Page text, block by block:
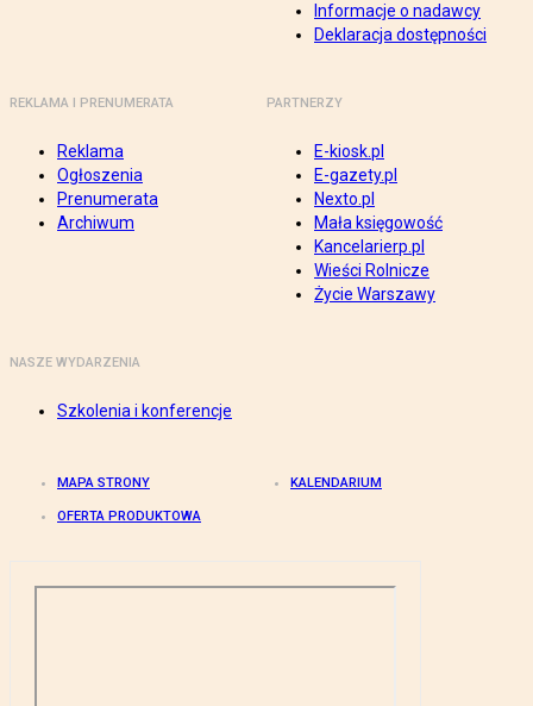
Informacje o nadawcy
Deklaracja dostępności
REKLAMA I PRENUMERATA
Reklama
Ogłoszenia
Prenumerata
Archiwum
PARTNERZY
E-kiosk.pl
E-gazety.pl
Nexto.pl
Mała księgowość
Kancelarierp.pl
Wieści Rolnicze
Życie Warszawy
NASZE WYDARZENIA
Szkolenia i konferencje
MAPA STRONY KALENDARIUM
OFERTA PRODUKTOWA